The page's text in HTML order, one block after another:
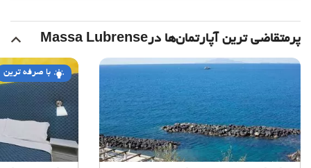
پرمتقاضی ترین آپارتمان‌‌ها درMassa Lubrense
با صرفه ترین